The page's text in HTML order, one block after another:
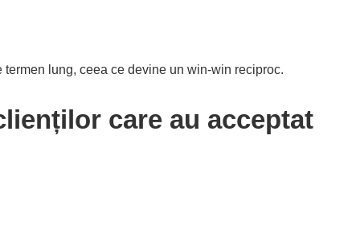
lung, ceea ce devine un win-win reciproc.
care au acceptat